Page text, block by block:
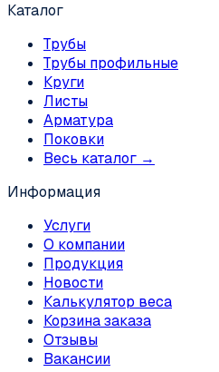
Каталог
Трубы
Трубы профильные
Круги
Листы
Арматура
Поковки
Весь каталог →
Информация
Услуги
О компании
Продукция
Новости
Калькулятор веса
Корзина заказа
Отзывы
Вакансии